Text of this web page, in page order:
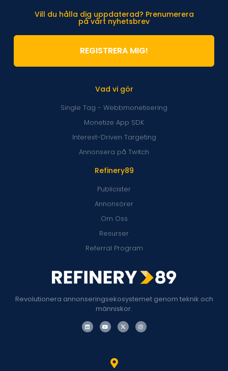
Revolutionera annonseringsekosystemet genom teknik och
människor.
Refinery89
Publicister
Annonsörer
Om Oss
Resurser
Referral Program
Vad vi gör
Single Tag - Webbmonetisering
Monetize App SDK
Interest-Driven Targeting
Annonsera på Twitch
Vill du hålla dig uppdaterad? Prenumerera
på vårt nyhetsbrev
REGISTRERA MIG!